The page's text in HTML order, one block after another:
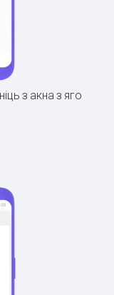
з акна з яго